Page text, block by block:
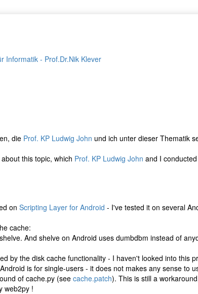
Informatik - Prof.Dr.Nik Klever
die Prof. KP Ludwig John und ich unter dieser Thematik
this topic, which Prof. KP Ludwig John and I
on Scripting Layer for Android - I've tested it on several
cache:
And shelve on Android uses dumbdbm instead of
by the disk cache functionality - I haven't looked into this
is for single-users - it does not makes any sense to
of cache.py (see cache.patch). This is still a
web2py !